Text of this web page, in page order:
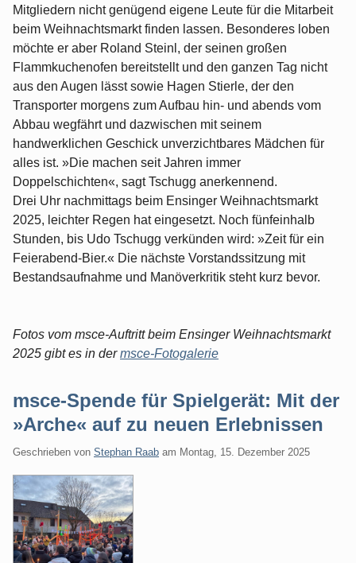
Mitgliedern nicht genügend eigene Leute für die Mitarbeit
beim Weihnachtsmarkt finden lassen. Besonderes loben
möchte er aber Roland Steinl, der seinen großen
Flammkuchenofen bereitstellt und den ganzen Tag nicht
aus den Augen lässt sowie Hagen Stierle, der den
Transporter morgens zum Aufbau hin- und abends vom
Abbau wegfährt und dazwischen mit seinem
handwerklichen Geschick unverzichtbares Mädchen für
alles ist. »Die machen seit Jahren immer
Doppelschichten«, sagt Tschugg anerkennend.
Drei Uhr nachmittags beim Ensinger Weihnachtsmarkt
2025, leichter Regen hat eingesetzt. Noch fünfeinhalb
Stunden, bis Udo Tschugg verkünden wird: »Zeit für ein
Feierabend-Bier.« Die nächste Vorstandssitzung mit
Bestandsaufnahme und Manöverkritik steht kurz bevor.
Fotos vom msce-Auftritt beim Ensinger Weihnachtsmarkt
2025 gibt es in dermsce-Fotogalerie
msce-Spende für Spielgerät: Mit der
»Arche« auf zu neuen Erlebnissen
Geschrieben von Stephan Raab am Montag, 15. Dezember 2025